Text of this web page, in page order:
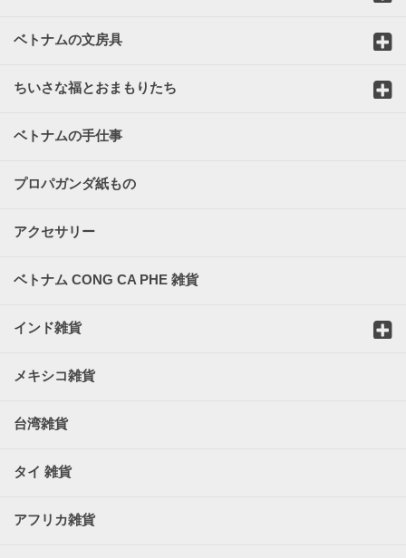
ベトナムの文房具
ちいさな福とおまもりたち
ベトナムの手仕事
プロパガンダ紙もの
アクセサリー
ベトナム CONG CA PHE 雑貨
インド雑貨
メキシコ雑貨
台湾雑貨
タイ 雑貨
アフリカ雑貨